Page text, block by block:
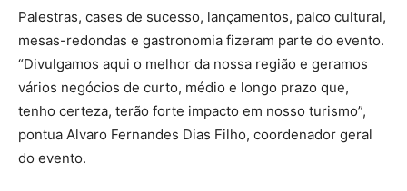
Palestras, cases de sucesso, lançamentos, palco cultural,
mesas-redondas e gastronomia fizeram parte do evento.
“Divulgamos aqui o melhor da nossa região e geramos
vários negócios de curto, médio e longo prazo que,
tenho certeza, terão forte impacto em nosso turismo”,
pontua Alvaro Fernandes Dias Filho, coordenador geral
do evento.